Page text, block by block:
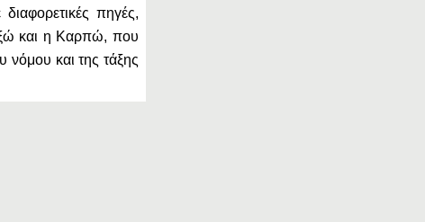
πηγές,
και η Καρπώ, που
νόμου και της τάξης